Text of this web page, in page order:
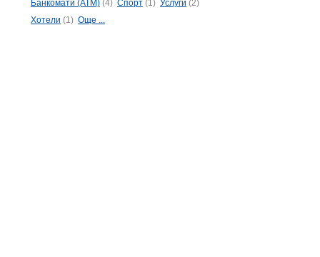
Банкомати (ATM) (4) Спорт (1) Услуги (2)
Хотели (1) Още ...